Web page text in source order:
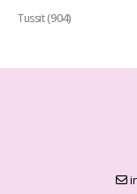
Tussit(904)